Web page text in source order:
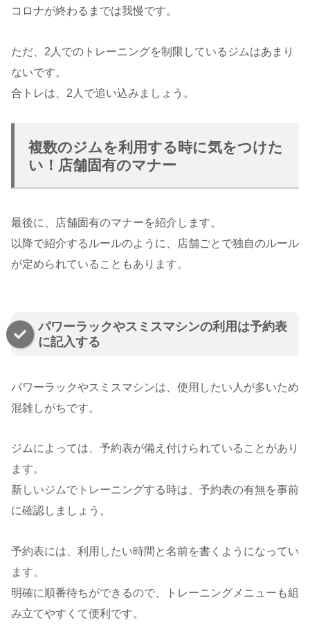
コロナが終わるまでは我慢です。
ただ、2人でのトレーニングを制限しているジムはあまり
ないです。
合トレは、2人で追い込みましょう。
複数のジムを利用する時に気をつけた
い！店舗固有のマナー
最後に、店舗固有のマナーを紹介します。
以降で紹介するルールのように、店舗ごとで独自のルール
が定められていることもあります。
パワーラックやスミスマシンの利用は予約表
に記入する
パワーラックやスミスマシンは、使用したい人が多いため
混雑しがちです。
ジムによっては、予約表が備え付けられていることがあり
ます。
新しいジムでトレーニングする時は、予約表の有無を事前
に確認しましょう。
予約表には、利用したい時間と名前を書くようになってい
ます。
明確に順番待ちができるので、トレーニングメニューも組
み立てやすくて便利です。